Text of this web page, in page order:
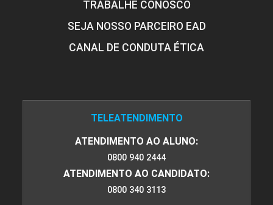
TRABALHE CONOSCO
SEJA NOSSO PARCEIRO EAD
CANAL DE CONDUTA ÉTICA
TELEATENDIMENTO
ATENDIMENTO AO ALUNO:
0800 940 2444
ATENDIMENTO AO CANDIDATO:
0800 340 3113